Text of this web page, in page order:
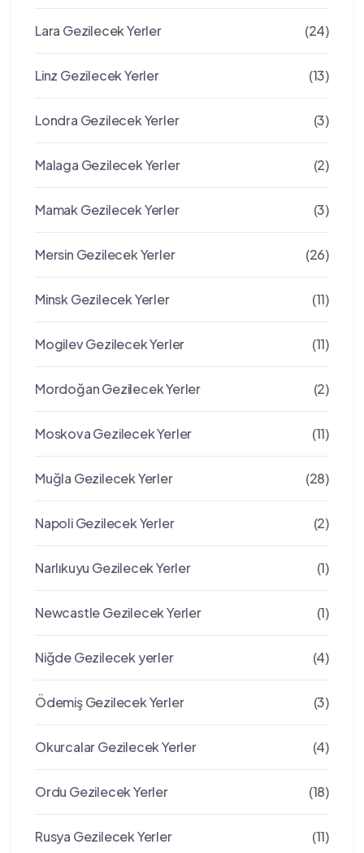
Lara Gezilecek Yerler (24)
Linz Gezilecek Yerler (13)
Londra Gezilecek Yerler (3)
Malaga Gezilecek Yerler (2)
Mamak Gezilecek Yerler (3)
Mersin Gezilecek Yerler (26)
Minsk Gezilecek Yerler (11)
Mogilev Gezilecek Yerler (11)
Mordoğan Gezilecek Yerler (2)
Moskova Gezilecek Yerler (11)
Muğla Gezilecek Yerler (28)
Napoli Gezilecek Yerler (2)
Narlıkuyu Gezilecek Yerler (1)
Newcastle Gezilecek Yerler (1)
Niğde Gezilecek yerler (4)
Ödemiş Gezilecek Yerler (3)
Okurcalar Gezilecek Yerler (4)
Ordu Gezilecek Yerler (18)
Rusya Gezilecek Yerler (11)